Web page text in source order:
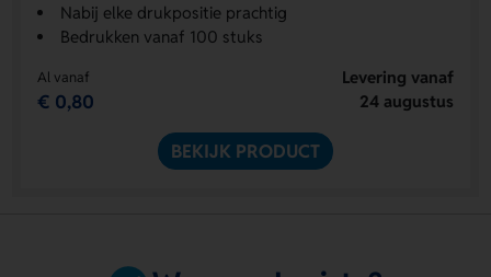
Nabij elke drukpositie prachtig
Bedrukken vanaf 100 stuks
Al vanaf
€ 0,80
Levering vanaf
24 augustus
BEKIJK PRODUCT